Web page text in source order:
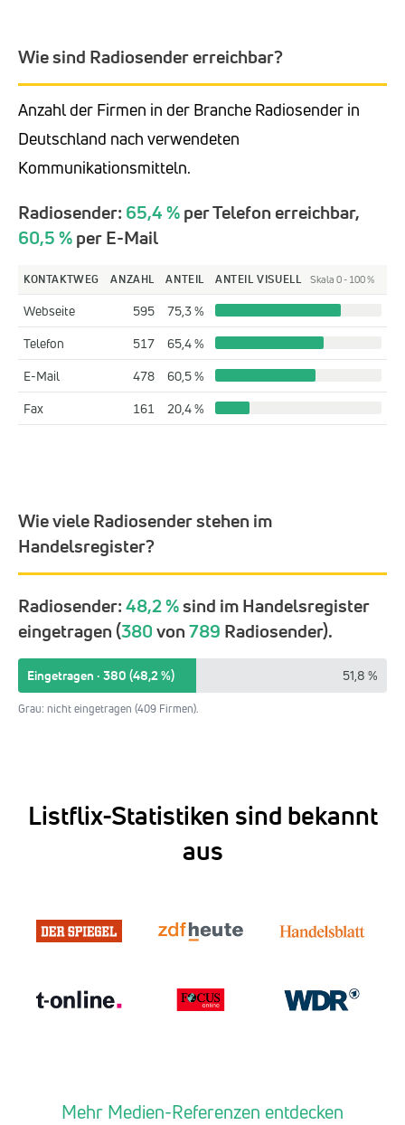
Wie sind Radiosender erreichbar?
Anzahl der Firmen in der Branche Radiosender in
Deutschland nach verwendeten
Kommunikationsmitteln.
Radiosender: 65,4 %per Telefon erreichbar,
60,5 %per E-Mail
KONTAKTWEG ANZAHL ANTEIL ANTEIL VISUELL Skala 0 - 100 %
Webseite 595
75,3 %
Telefon
517
65,4 %
E-Mail
478
60,5 %
Fax
161 20,4 %
Wie viele Radiosender stehen im
Handelsregister?
Radiosender:48,2 %sind im Handelsregister
eingetragen (380von789 Radiosender).
Eingetragen · 380 (48,2 %) 51,8 %
Grau: nicht eingetragen (409 Firmen).
Listflix-Statistiken sind bekannt
aus
Mehr Medien-Referenzen entdecken